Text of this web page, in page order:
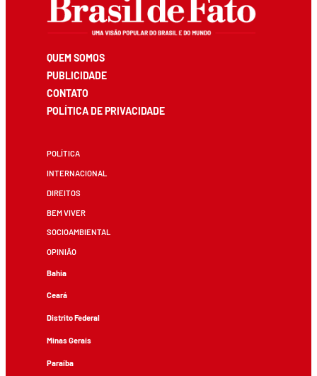
QUEM SOMOS
PUBLICIDADE
CONTATO
POLÍTICA DE PRIVACIDADE
POLÍTICA
INTERNACIONAL
DIREITOS
BEM VIVER
SOCIOAMBIENTAL
OPINIÃO
Bahia
Ceará
Distrito Federal
Minas Gerais
Paraíba